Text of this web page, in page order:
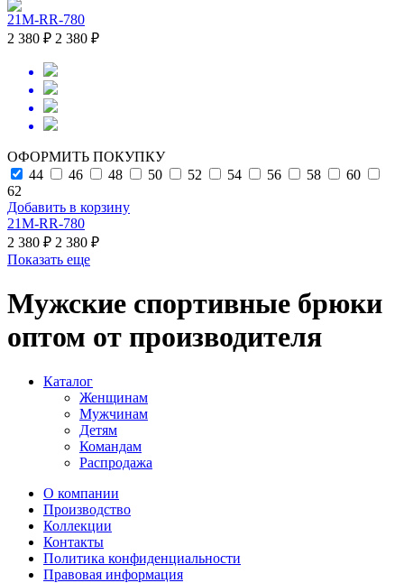
21M-RR-780
2 380 ₽ 2 380 ₽
ОФОРМИТЬ ПОКУПКУ
44
46 48 50 52 54 56 58
60
62
Добавить в корзину
21M-RR-780
2 380 ₽ 2 380 ₽
Показать еще
Мужские спортивные брюки
оптом от производителя
Каталог
Женщинам
Мужчинам
Детям
Командам
Распродажа
О компании
Производство
Коллекции
Контакты
Политика конфиденциальности
Правовая информация